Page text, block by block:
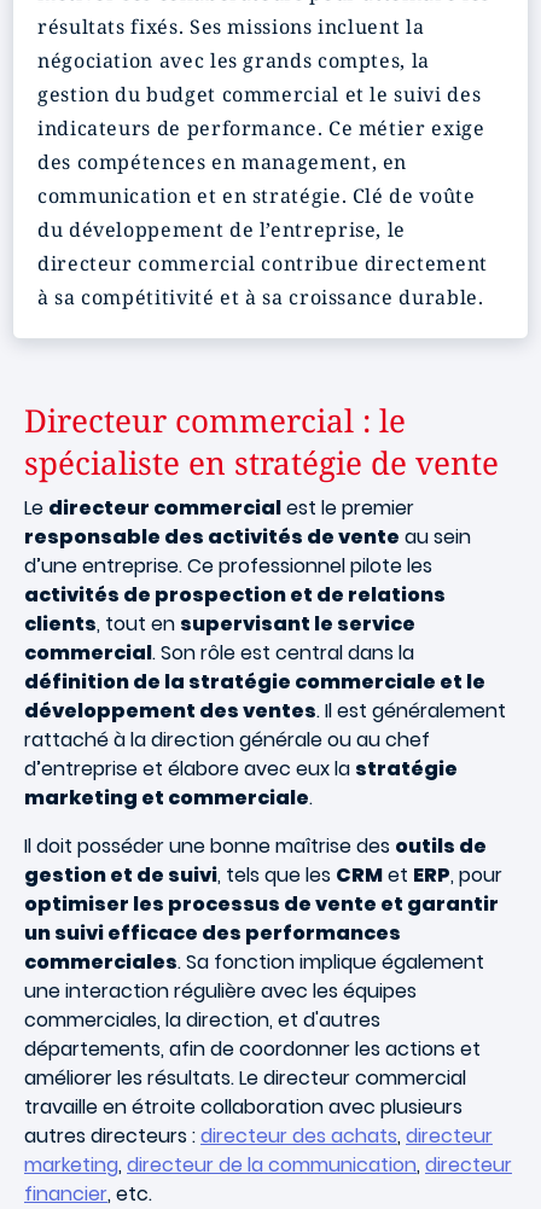
résultats fixés. Ses missions incluent la
négociation avec les grands comptes, la
gestion du budget commercial et le suivi des
indicateurs de performance. Ce métier exige
des compétences en management, en
communication et en stratégie. Clé de voûte
du développement de l’entreprise, le
directeur commercial contribue directement
à sa compétitivité et à sa croissance durable.
Directeur commercial : le
spécialiste en stratégie de vente
Le directeur commercialest le premier
responsable des activités de vente au sein
d’une entreprise. Ce professionnel pilote les
activités de prospection et de relations
clients, tout en supervisant le service
commercial. Son rôle est central dans la
définition de la stratégie commerciale et le
développement des ventes. Il est généralement
rattaché à la direction générale ou au chef
d’entreprise et élabore avec eux la stratégie
marketing et commerciale.
Il doit posséder une bonne maîtrise des outils de
gestion et de suivi, tels que les CRMet ERP, pour
optimiser les processus de vente et garantir
un suivi efficace des performances
commerciales. Sa fonction implique également
une interaction régulière avec les équipes
commerciales, la direction, et d'autres
départements, afin de coordonner les actions et
améliorer les résultats. Le directeur commercial
travaille en étroite collaboration avec plusieurs
autres directeurs :directeur des achats,directeur
marketing,directeur de la communication,directeur
financier, etc.